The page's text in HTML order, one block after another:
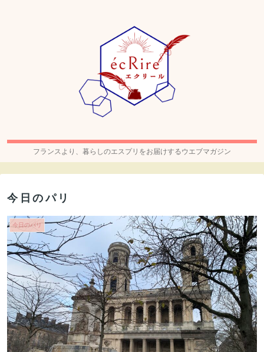
フランスより、暮らしのエスプリをお届けするウエブマガジン
今日のパリ
今日のパリ